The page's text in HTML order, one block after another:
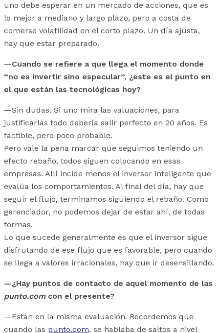
uno debe esperar en un mercado de acciones, que es
lo mejor a mediano y largo plazo, pero a costa de
comerse volatilidad en el corto plazo. Un día ajusta,
hay que estar preparado.
—Cuando se refiere a que llega el momento donde
“no es invertir sino especular”, ¿este es el punto en
el que están las tecnológicas hoy?
—Sin dudas. Si uno mira las valuaciones, para
justificarlas todo debería salir perfecto en 20 años. Es
factible, pero poco probable.
Pero vale la pena marcar que seguimos teniendo un
efecto rebaño, todos siguen colocando en esas
empresas. Allí incide menos el inversor inteligente que
evalúa los comportamientos. Al final del día, hay que
seguir el flujo, terminamos siguiendo el rebaño. Como
gerenciador, no podemos dejar de estar ahí, de todas
formas.
Lo que sucede generalmente es que el inversor sigue
disfrutando de ese flujo que es favorable, pero cuando
se llega a valores irracionales, hay que ir desensillando.
—¿Hay puntos de contacto de aquel momento de las
punto.comcon el presente?
—Están en la misma evaluación. Recordemos que
cuando las punto.com, se hablaba de saltos a nivel